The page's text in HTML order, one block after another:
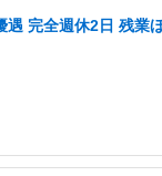
完全週休2日 残業